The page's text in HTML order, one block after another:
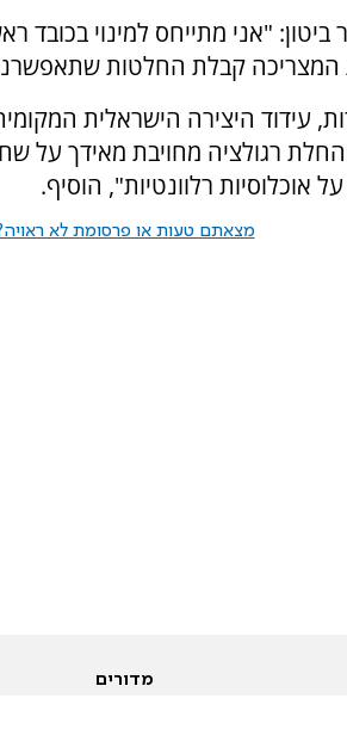
"אני מתייחס למינוי בכובד
המצריכה קבלת החלטות
עידוד היצירה הישראלית
רגולציה מחויבת מאידך על
אוכלוסיות רלוונטיות", הוסיף.
מצאתם טעות או פרסומת לא ראויה?
מדורים